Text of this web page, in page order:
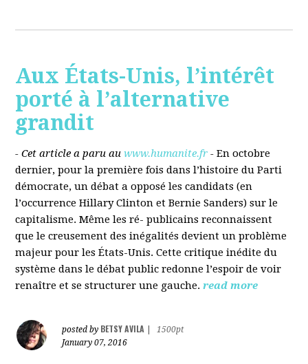
Aux États-Unis, l’intérêt
porté à l’alternative
grandit
- Cet article a paru au www.humanite.fr - En octobre
dernier, pour la première fois dans l’histoire du Parti
démocrate, un débat a opposé les candidats (en
l’occurrence Hillary Clinton et Bernie Sanders) sur le
capitalisme. Même les ré- publicains reconnaissent
que le creusement des inégalités devient un problème
majeur pour les États-Unis. Cette critique inédite du
système dans le débat public redonne l’espoir de voir
renaître et se structurer une gauche. read more
posted by BETSY AVILA
1500pt
January 07, 2016